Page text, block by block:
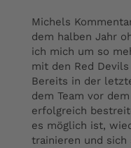
Michels
dem halben Jahr
ich mich um so
mit den Red
Bereits in der
dem Team vor
erfolgreich
es möglich ist,
trainieren und